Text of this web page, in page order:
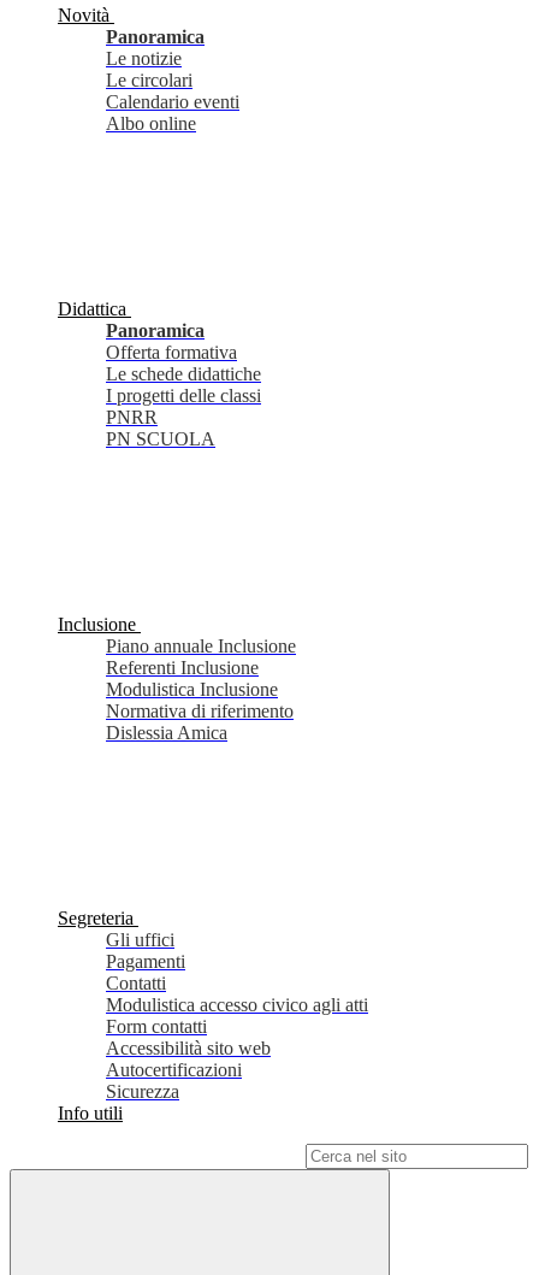
Novità
Panoramica
Le notizie
Le circolari
Calendario eventi
Albo online
Didattica
Panoramica
Offerta formativa
Le schede didattiche
I progetti delle classi
PNRR
PN SCUOLA
Inclusione
Piano annuale Inclusione
Referenti Inclusione
Modulistica Inclusione
Normativa di riferimento
Dislessia Amica
Segreteria
Gli uffici
Pagamenti
Contatti
Modulistica accesso civico agli atti
Form contatti
Accessibilità sito web
Autocertificazioni
Sicurezza
Info utili